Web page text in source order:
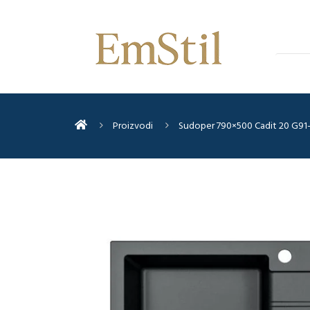
Proizvodi Sudoper 790×500 Cadit 20